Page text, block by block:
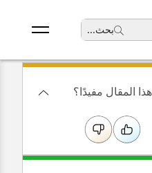
بحث...
المقال مفيدًا؟